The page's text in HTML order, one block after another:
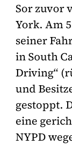
Sor zuvor
York. Am
seiner
in South
Driving“
und
gestoppt.
eine
NYPD